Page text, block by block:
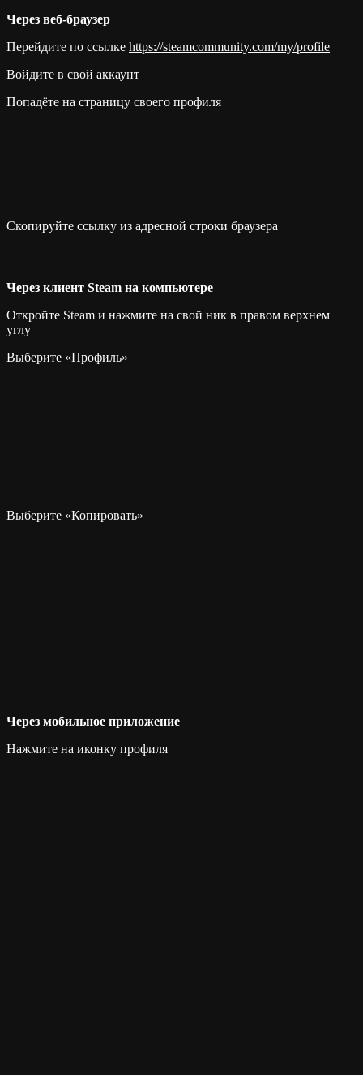
Через веб-браузер
Перейдите по ссылке https://steamcommunity.com/my/profile
Войдите в свой аккаунт
Попадёте на страницу своего профиля
Скопируйте ссылку из адресной строки браузера
Через клиент Steam на компьютере
Откройте Steam и нажмите на свой ник в правом верхнем
углу
Выберите «Профиль»
Выберите «Копировать»
Через мобильное приложение
Нажмите на иконку профиля